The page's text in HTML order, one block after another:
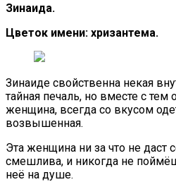
Зинаида.
Цветок имени: хризантема.
Зинаиде свойственна некая
тайная печаль, но вместе с
женщина, всегда со вкусом
возвышенная.
Эта женщина ни за что не даст
смешлива, и никогда не
неё на душе.